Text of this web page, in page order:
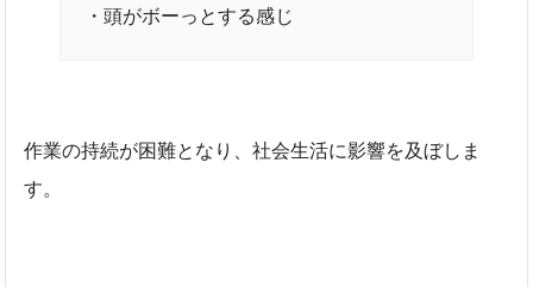
・頭がボーっとする感じ
作業の持続が困難となり、社会生活に影響を及ぼしま
す。